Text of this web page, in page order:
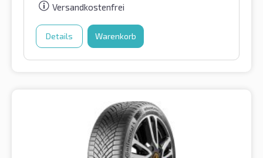
Versandkostenfrei
Details Warenkorb